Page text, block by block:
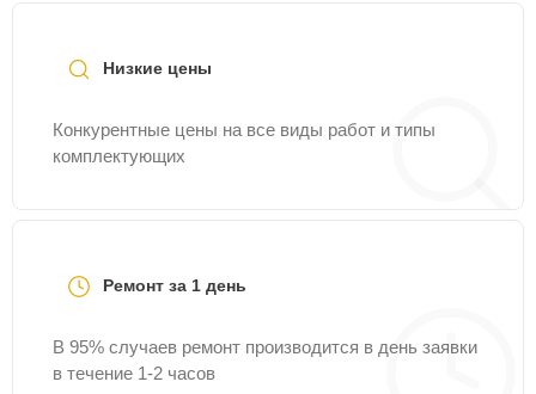
Низкие цены
Конкурентные цены на все виды работ и типы
комплектующих
Ремонт за 1 день
В 95% случаев ремонт производится в день заявки
в течение 1-2 часов